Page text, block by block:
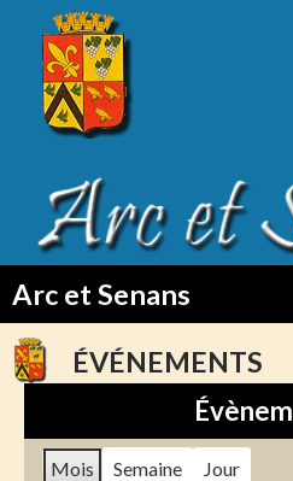
Arc et Senans
TO
CONTENTÉVÉNEMENTS
Mois Semaine Jour